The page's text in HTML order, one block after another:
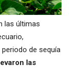
las últimas
de sequía
las